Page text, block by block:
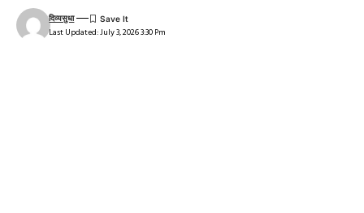
Last Updated: July 3, 2026 3:30 Pm
दिव्यसुधा